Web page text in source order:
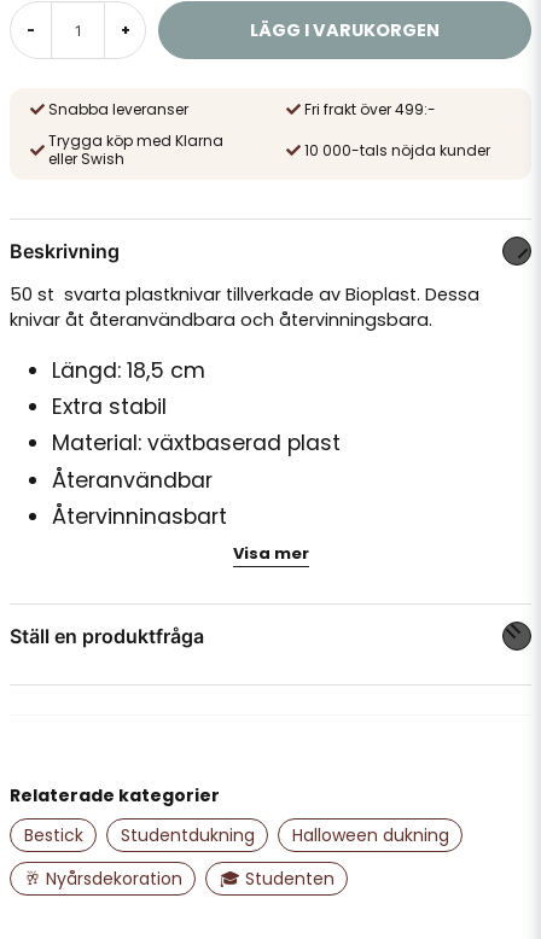
- + LÄGG I VARUKORGEN
Snabba leveranser
Fri frakt över 499:-
Trygga köp med Klarna
eller Swish
10 000-tals nöjda kunder
Beskrivning
50 st svarta plastknivar tillverkade av Bioplast. Dessa
knivar åt återanvändbara och återvinningsbara.
Längd: 18,5 cm
Extra stabil
Material: växtbaserad plast
Återanvändbar
Återvinningsbart
Visa mer
Ställ en produktfråga
name
Namn
Relaterade kategorier
Bestick
Studentdukning
Halloween dukning
🥂 Nyårsdekoration
🎓 Studenten